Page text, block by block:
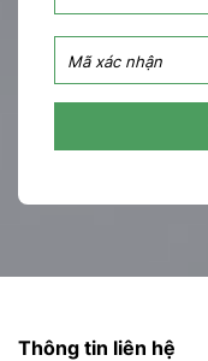
Thông tin liên hệ